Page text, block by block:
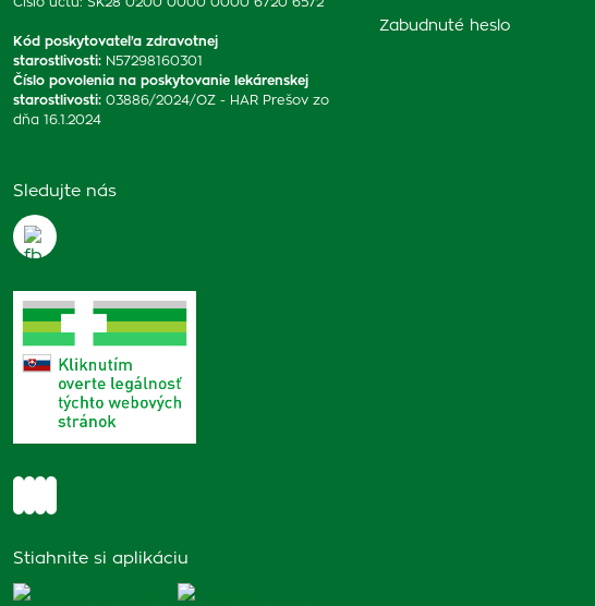
Kód poskytovateľa zdravotnej
starostlivosti: N57298160301
Číslo povolenia na poskytovanie lekárenskej
starostlivosti: 03886/2024/OZ - HAR Prešov zo
dňa 16.1.2024
Sledujte nás
Stiahnite si aplikáciu
Zabudnuté heslo